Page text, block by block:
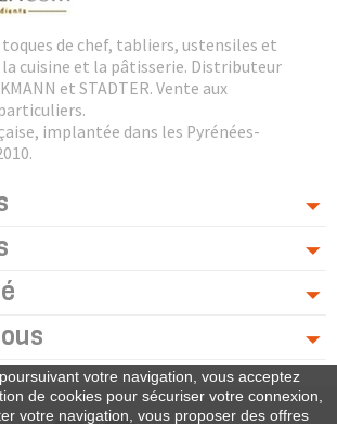
de chef, tabliers, ustensiles et
cuisine et la pâtisserie. Distributeur
et STADTER. Vente aux
implantée dans les Pyrénées-
votre navigation, vous acceptez
de cookies pour sécuriser votre connexion,
votre navigation, vous proposer des offres